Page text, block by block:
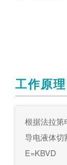
工作原理
根据法拉第
导电液体
E=KBVD